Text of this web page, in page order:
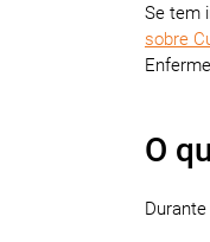
Se tem
sobre
O